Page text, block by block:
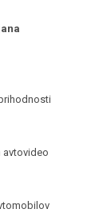
avtovideo